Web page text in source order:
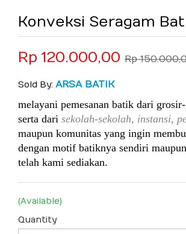
Konveksi Seragam
Rp 120.000,00 Rp
Sold By: ARSA BATIK
melayani pemesanan batik dari
serta dari sekolah-sekolah, instansi,
maupun komunitas yang ingin
dengan motif batiknya sendiri
telah kami sediakan.
(Available)
Quantity